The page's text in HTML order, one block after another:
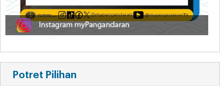
Potret Pilihan